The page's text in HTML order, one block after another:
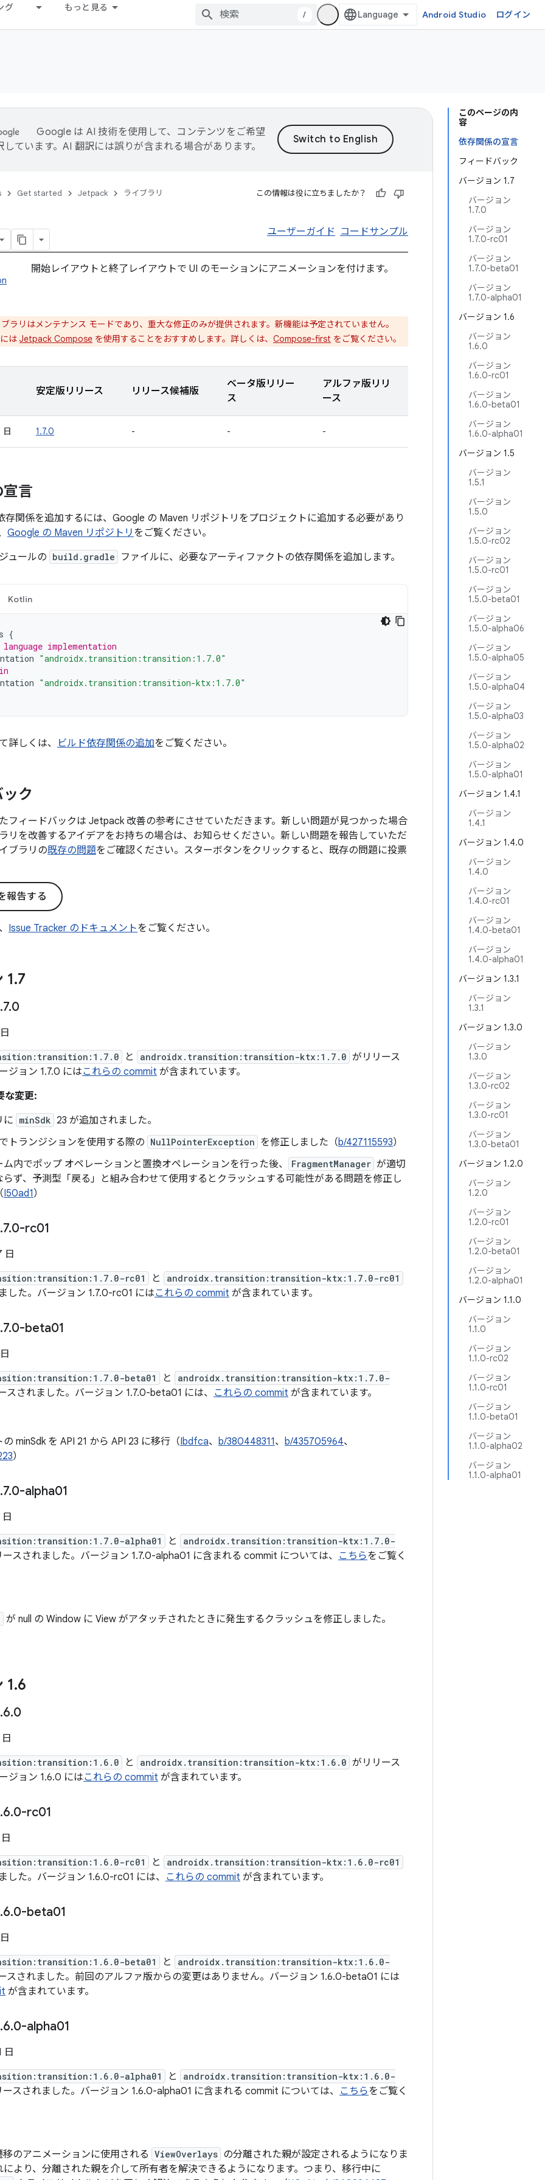
グ もっと見る
/ Android Studio ログイン
このページの内
容
依存関係の宣言
フィードバック
バージョン 1.7
バージョン
1.7.0
バージョン
1.7.0-rc01
バージョン
1.7.0-beta01
バージョン
1.7.0-alpha01
バージョン 1.6
バージョン
1.6.0
バージョン
1.6.0-rc01
バージョン
1.6.0-beta01
バージョン
1.6.0-alpha01
バージョン 1.5
バージョン
1.5.1
バージョン
1.5.0
バージョン
1.5.0-rc02
バージョン
1.5.0-rc01
バージョン
1.5.0-beta01
バージョン
1.5.0-alpha06
バージョン
1.5.0-alpha05
バージョン
1.5.0-alpha04
バージョン
1.5.0-alpha03
バージョン
1.5.0-alpha02
バージョン
1.5.0-alpha01
バージョン 1.4.1
バージョン
1.4.1
バージョン 1.4.0
バージョン
1.4.0
バージョン
1.4.0-rc01
バージョン
1.4.0-beta01
バージョン
1.4.0-alpha01
バージョン 1.3.1
バージョン
1.3.1
バージョン 1.3.0
バージョン
1.3.0
バージョン
1.3.0-rc02
バージョン
1.3.0-rc01
バージョン
1.3.0-beta01
バージョン 1.2.0
バージョン
1.2.0
バージョン
1.2.0-rc01
バージョン
1.2.0-beta01
バージョン
1.2.0-alpha01
バージョン 1.1.0
バージョン
1.1.0
バージョン
1.1.0-rc02
バージョン
1.1.0-rc01
バージョン
1.1.0-beta01
バージョン
1.1.0-alpha02
バージョン
1.1.0-alpha01
Google は AI 技術を使用して、コンテンツをご希望
ています。AI 翻訳には誤りが含まれる場合があります。
Get started Jetpack ライブラリ この情報は役に立ちましたか？
ユーザーガイド コードサンプル
開始レイアウトと終了レイアウトで UI のモーションにアニメーションを付けます。
ラリはメンテナンス モードであり、重大な修正のみが提供されます。新機能は予定されていません。
は Jetpack Compose を使用することをおすすめします。詳しくは、 Compose-first をご覧ください。
安定版リリース リリース候補版
ベータ版リリー
ス
アルファ版リリ
ース
日 1.7.0 - - -
言
存関係を追加するには、Google の Maven リポジトリをプロジェクトに追加する必要があり
Google の Maven リポジトリ をご覧ください。
ュールの build.gradle ファイルに、必要なアーティファクトの依存関係を追加します。
Kotlin
{
implementation
"androidx.transition:transition:1.7.0"
"androidx.transition:transition-ktx:1.7.0"
詳しくは、 ビルド依存関係の追加をご覧ください。
ク
フィードバックは Jetpack 改善の参考にさせていただきます。新しい問題が見つかった場合
リを改善するアイデアをお持ちの場合は、お知らせください。新しい問題を報告していただ
ブラリの既存の問題をご確認ください。スターボタンをクリックすると、既存の問題に投票
報告する
Issue Tracker のドキュメントをご覧ください。
1.7
.7.0
と androidx.transition:transition-ktx:1.7.0 がリリース
ジョン 1.7.0 にはこれらの commit が含まれています。
な変更:
に minSdk 23 が追加されました。
トランジションを使用する際の NullPointerException を修正しました（b/427115593）
内でポップ オペレーションと置換オペレーションを行った後、
FragmentManager が適切
らず、予測型「戻る」と組み合わせて使用するとクラッシュする可能性がある問題を修正し
I50ad1）
.7.0-rc01
日
rc01 と androidx.transition:transition-ktx:1.7.0-rc01
した。バージョン 1.7.0-rc01 にはこれらの commit が含まれています。
.7.0-beta01
beta01 と androidx.transition:transition-ktx:1.7.0-
スされました。バージョン 1.7.0-beta01 には、 これらの commit が含まれています。
minSdk を API 21 から API 23 に移行（Ibdfca、 b/380448311、 b/435705964、
）
.7.0-alpha01
alpha01 と androidx.transition:transition-ktx:1.7.0-
スされました。バージョン 1.7.0-alpha01 に含まれる commit については、 こちらをご覧く
が null の Window に View がアタッチされたときに発生するクラッシュを修正しました。
1.6
.6.0
と androidx.transition:transition-ktx:1.6.0 がリリース
ジョン 1.6.0 にはこれらの commit が含まれています。
.6.0-rc01
rc01 と androidx.transition:transition-ktx:1.6.0-rc01
した。バージョン 1.6.0-rc01 には、 これらの commit が含まれています。
.6.0-beta01
beta01 と androidx.transition:transition-ktx:1.6.0-
スされました。前回のアルファ版からの変更はありません。バージョン 1.6.0-beta01 には
が含まれています。
.6.0-alpha01
日
alpha01 と androidx.transition:transition-ktx:1.6.0-
スされました。バージョン 1.6.0-alpha01 に含まれる commit については、 こちらをご覧く
移のアニメーションに使用される ViewOverlays の分離された親が設定されるようになりま
により、分離された親を介して所有者を解決できるようになります。つまり、移行中に